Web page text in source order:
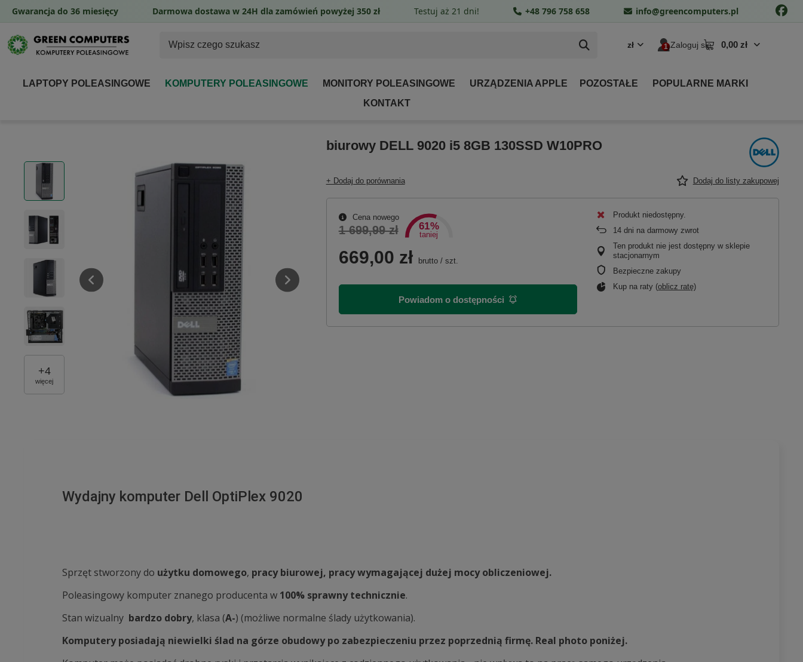
zł Zaloguj się 0,00 zł
LAPTOPY POLEASINGOWE KOMPUTERY POLEASINGOWE MONITORY POLEASINGOWE URZĄDZENIA APPLE POZOSTAŁE
POPULARNE MARKI
KONTAKT
+4
więcej
biurowy DELL 9020 i5 8GB 130SSD W10PRO
+ Dodaj do porównania Dodaj do listy zakupowej
Cena nowego
1 699,99 zł 61%
taniej
669,00 zł brutto/ szt.
Powiadom o dostępności
Produkt niedostępny
14 dni na darmowy zwrot
Ten produkt nie jest dostępny w sklepie
stacjonarnym
Bezpieczne zakupy
Kup na raty (oblicz ratę)
Wydajny komputer Dell OptiPlex 9020
Sprzęt stworzony do użytku domowego, pracy biurowej, pracy wymagającej dużej mocy obliczeniowej.
Poleasingowy komputer znanego producenta w 100% sprawny technicznie.
Stan wizualny bardzo dobry, klasa (A-) (możliwe normalne ślady użytkowania).
Komputery posiadają niewielki ślad na górze obudowy po zabezpieczeniu przez poprzednią firmę. Real photo poniżej.
Gwarancja do 36 miesięcy Darmowa dostawa w 24H dla zamówień powyżej 350 zł Testuj aż 21 dni! +48 796 758 658 info@greencomputers.pl